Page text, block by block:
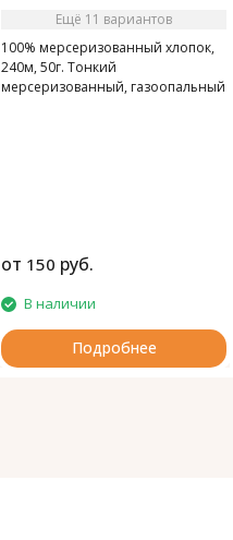
Ещё 11 вариантов
100% мерсеризованный хлопок,
240м, 50г. Тонкий
мерсеризованный, газоопальный
от 150 руб.
В наличии
Подробнее